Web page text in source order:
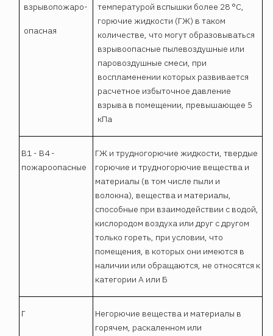
взрывопожаро-
опасная
температурой вспышки более 28 °С,
горючие жидкости (ГЖ) в таком
количестве, что могут образовываться
взрывоопасные пылевоздушные или
паровоздушные смеси, при
воспламенении которых развивается
расчетное избыточное давление
взрыва в помещении, превышающее 5
кПа
В1 - В4 -
пожароопасные
ГЖ и трудногорючие жидкости, твердые
горючие и трудногорючие вещества и
материалы (в том числе пыли и
волокна), вещества и материалы,
способные при взаимодействии с водой,
кислородом воздуха или друг с другом
только гореть, при условии, что
помещения, в которых они имеются в
наличии или обращаются, не относятся к
категории А или Б
Г
Негорючие вещества и материалы в
горячем, раскаленном или